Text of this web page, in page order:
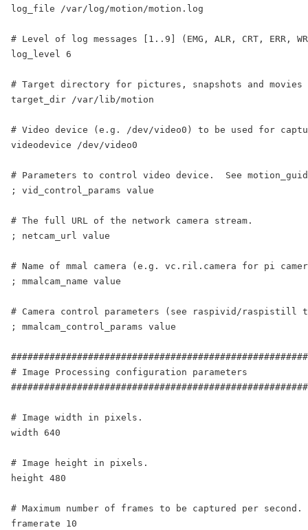
log_file /var/log/motion/motion.log
# Level of log messages [1..9] (EMG, ALR, CRT, ERR,
log_level 6
# Target directory for pictures, snapshots and movies
target_dir /var/lib/motion
# Video device (e.g. /dev/video0) to be used for
videodevice /dev/video0
# Parameters to control video device.  See
; vid_control_params value
# The full URL of the network camera stream.
; netcam_url value
# Name of mmal camera (e.g. vc.ril.camera for pi
; mmalcam_name value
# Camera control parameters (see raspivid/raspistill
; mmalcam_control_params value
# Image Processing configuration parameters
# Image width in pixels.
width 640
# Image height in pixels.
height 480
# Maximum number of frames to be captured per second.
framerate 10